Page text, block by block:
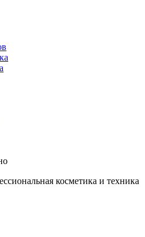
косметика и техника